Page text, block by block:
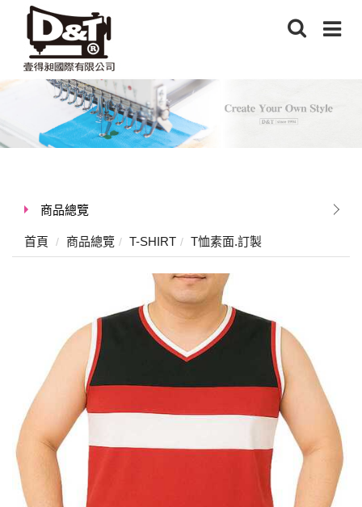
商品總覽
首頁 商品總覽 T-SHIRT T恤素面.訂製